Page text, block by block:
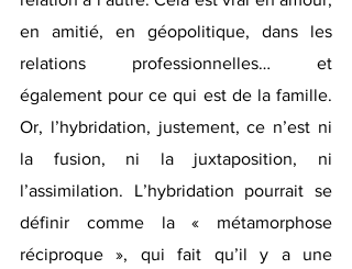
en amitié, en géopolitique, dans les
relations professionnelles… et
également pour ce qui est de la famille.
Or, l’hybridation, justement, ce n’est ni
la fusion, ni la juxtaposition, ni
l’assimilation. L’hybridation pourrait se
définir comme la « métamorphose
réciproque », qui fait qu’il y a une